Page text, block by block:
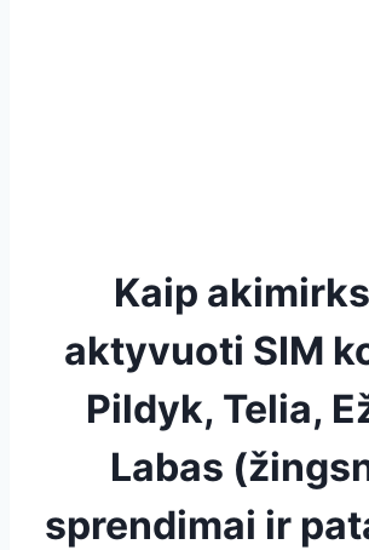
Kaip
aktyvuoti SIM
Pildyk, Telia,
Labas
sprendimai ir